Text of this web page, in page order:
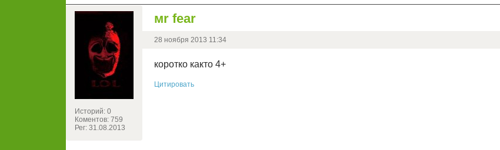
Историй: 0
Коментов: 759
Рег: 31.08.2013
мr fear
28 ноября 2013 11:34
коротко както 4+
Цитировать